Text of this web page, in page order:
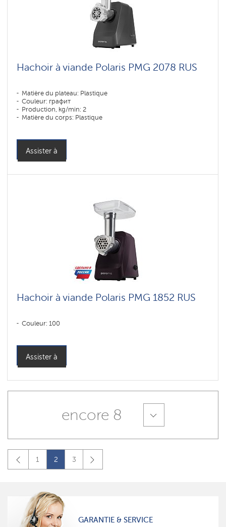
Hachoir à viande Polaris PMG 2078 RUS
Matière du plateau: Plastique
Couleur: графит
Production, kg/min: 2
Matière du corps: Plastique
Assister à
Hachoir à viande Polaris PMG 1852 RUS
Couleur: 100
Assister à
encore 8
1 2 3
GARANTIE & SERVICE